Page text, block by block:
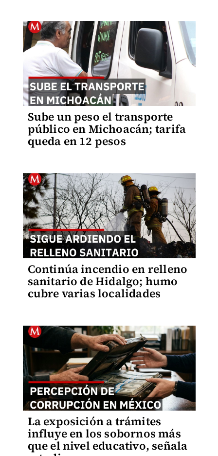
Sube un peso el transporte
público en Michoacán; tarifa
queda en 12 pesos
Continúa incendio en relleno
sanitario de Hidalgo; humo
cubre varias localidades
La exposición a trámites
influye en los sobornos más
que el nivel educativo, señala